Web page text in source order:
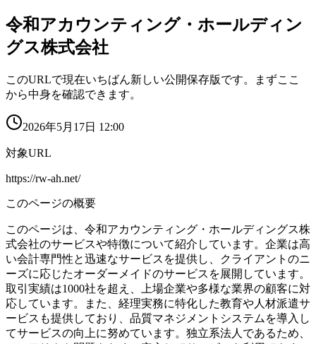
令和アカウンティング・ホールディン
グス株式会社
このURLで現在いちばん新しい公開保存版です。まずここ
から中身を確認できます。
2026年5月17日 12:00
対象URL
https://rw-ah.net/
このページの概要
このページは、令和アカウンティング・ホールディングス株
式会社のサービスや特徴について紹介しています。企業は高
い会計専門性と迅速なサービスを提供し、クライアントのニ
ーズに応じたオーダーメイドのサービスを展開しています。
取引実績は1000社を超え、上場企業や多様な業界の顧客に対
応しています。また、経理実務に特化した教育や人材派遣サ
ービスも提供しており、品質マネジメントシステムを導入し
てサービスの向上に努めています。独立系法人であるため、